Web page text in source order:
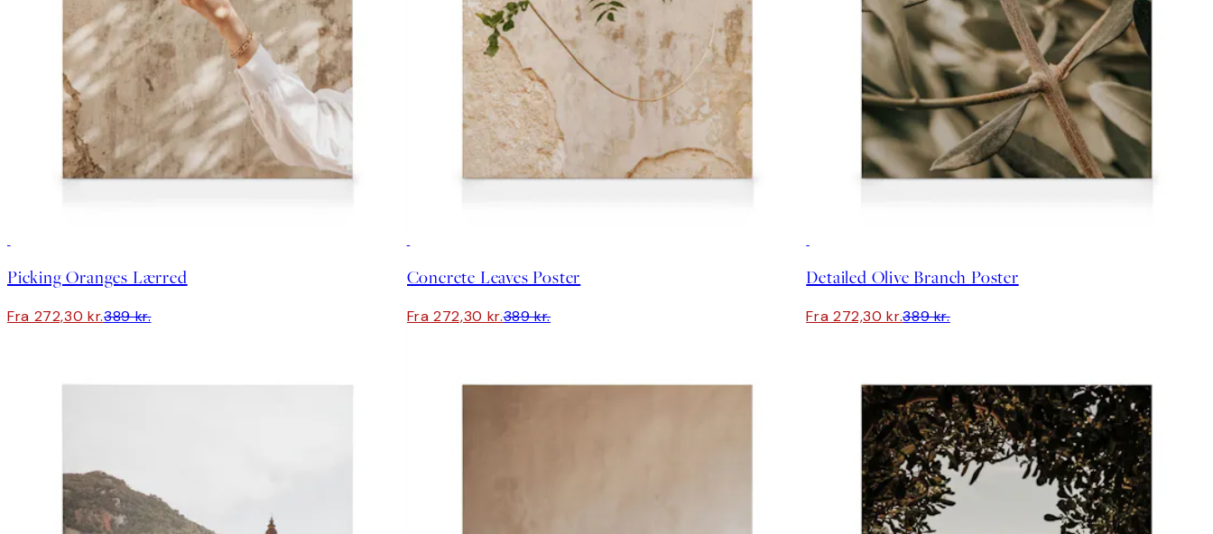
Picking Oranges Lærred
Fra 272,30 kr.389 kr.
Concrete Leaves Poster
Fra 272,30 kr.389 kr.
Detailed Olive Branch Poster
Fra 272,30 kr.389 kr.